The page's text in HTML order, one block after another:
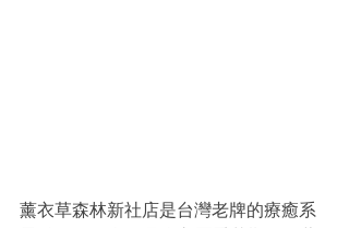
薰衣草森林新社店是台灣老牌的療癒系